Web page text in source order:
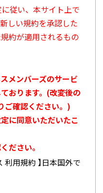
従い、本サイト上で
しい規約を承認した
約が適用されるもの
メンバーズのサービ
おります。(改変後の
ご確認ください。)
に同意いただいたこ
ださい。
利用規約 】日本国外で